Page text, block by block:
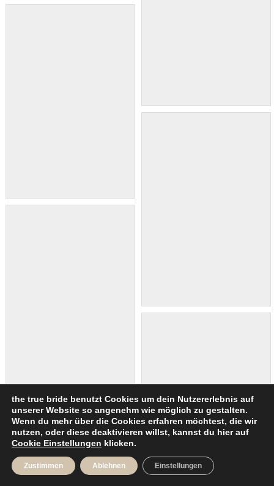
the true bride benutzt Cookies um dein Nutzererlebnis auf
unserer Website so angenehm wie möglich zu gestalten.
Wenn du mehr über die Cookies erfahren möchtest, die wir
nutzen, oder diese deaktivieren willst, kannst du hier auf
Cookie Einstellungen klicken.
Zustimmen Ablehnen Einstellungen